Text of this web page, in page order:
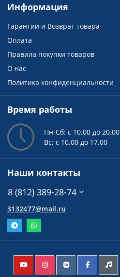
Информация
Гарантии и Возврат товара
Оплата
Правила покупки товаров
О нас
Политика конфиденциальности
Время работы
Пн-Сб: с 10.00 до 20.00
Вс: с 10.00 до 17.00
Наши контакты
8 (812) 389-28-74
3132477@mail.ru